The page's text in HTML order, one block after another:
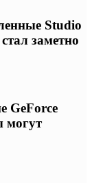
Studio
заметно
GeForce
могут